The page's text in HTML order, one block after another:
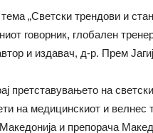
„Светски трендови и
говорник, глобален
и издавач, д-р. Прем
претставувањето на
на медицинскиот и велнес
и препорача